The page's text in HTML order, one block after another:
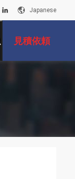
Japanese
見積依頼